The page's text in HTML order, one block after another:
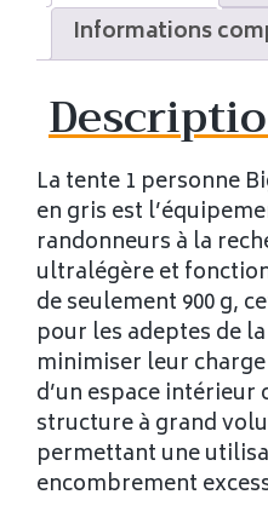
Informations
La tente 1 personne
en gris est
randonneurs à la
ultralégère et
de seulement 900 g,
pour les adeptes de
minimiser leur
d’un espace
structure à grand
permettant une
encombrement